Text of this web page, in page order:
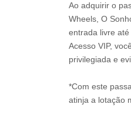
Ao adquirir o
Wheels, O
entrada livre
Acesso VIP,
privilegiada e
*Com este
atinja a lotação